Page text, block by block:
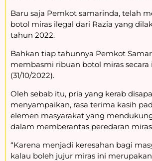
Baru saja Pemkot samarinda, telah
botol miras ilegal dari Razia yang
tahun 2022.
Bahkan tiap tahunnya Pemkot
membasmi ribuan botol miras secara
(31/10/2022).
Oleh sebab itu, pria yang kerab
menyampaikan, rasa terima kasih
elemen masyarakat yang
dalam memberantas peredaran
“Karena menjadi keresahan bagi
kalau boleh jujur miras ini